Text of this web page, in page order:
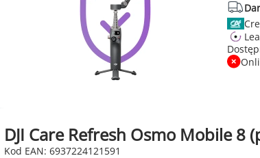
DJI Care Refresh Osmo Mobile
Kod EAN: 6937224121591